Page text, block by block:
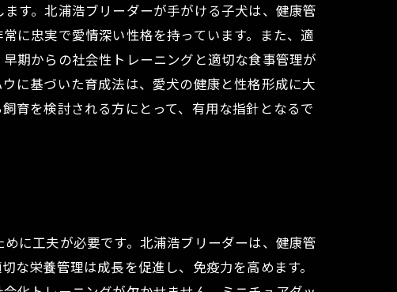
す。北浦浩ブリーダーが手がける子犬は、健康管
に忠実で愛情深い性格を持っています。また、適
期からの社会性トレーニングと適切な食事管理が
に基づいた育成法は、愛犬の健康と性格形成に大
育を検討される方にとって、有用な指針となるで
に工夫が必要です。北浦浩ブリーダーは、健康管
栄養管理は成長を促進し、免疫力を高めます。